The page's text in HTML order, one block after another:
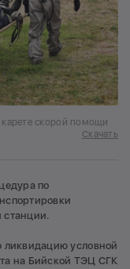
карете скорой помощи
Скачать
по
станции.
ликвидацию условной
на Бийской ТЭЦ СГК